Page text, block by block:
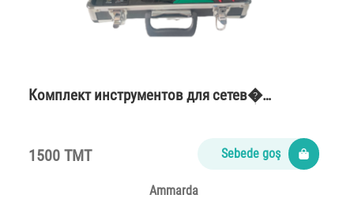
Комплект инструментов для сетев�…
1500 TMT Sebede goş
Ammarda